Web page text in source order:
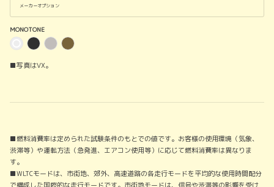
メーカーオプション
MONOTONE
■写真はVX。
■燃料消費率は定められた試験条件のもとでの値です。お客様の使用環境（気象、
渋滞等）や運転方法（急発進、エアコン使用等）に応じて燃料消費率は異なりま
す。
■WLTCモードは、市街地、郊外、高速道路の各走行モードを平均的な使用時間配分